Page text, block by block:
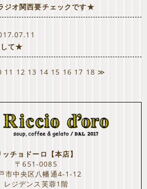
ジオ関西要チェックです★
して★
11 12 13 14 15 16 17 18 ≫
ッチョドーロ【本店】
〒651-0085
市中央区八幡通4-1-12
レジデンス芙蓉1階